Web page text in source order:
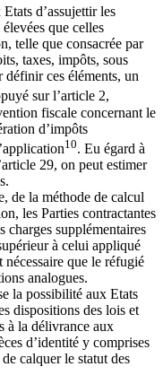
d’assujettir les
que celles
telle que consacrée par
taxes, impôts, sous
ces éléments, un
sur l’article 2,
fiscale concernant le
d’impôts
10. Eu égard à
29, on peut estimer
de la méthode de calcul
les Parties contractantes
charges supplémentaires
à celui appliqué
que le réfugié
analogues.
la possibilité aux Etats
dispositions des lois et
à la délivrance aux
d’identité y comprises
calquer le statut des